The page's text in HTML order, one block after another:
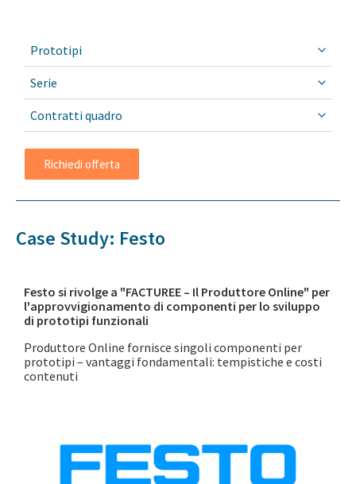
Prototipi
Serie
Contratti quadro
Richiedi offerta
Case Study: Festo
Festo si rivolge a "FACTUREE – Il Produttore Online" per
l'approvvigionamento di componenti per lo sviluppo
di prototipi funzionali
Produttore Online fornisce singoli componenti per
prototipi – vantaggi fondamentali: tempistiche e costi
contenuti